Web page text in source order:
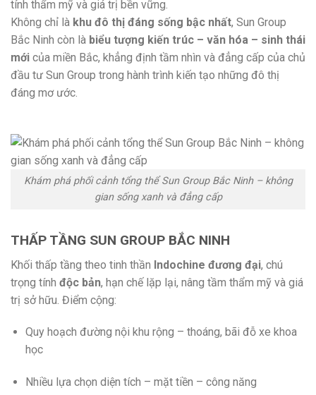
tính thẩm mỹ và giá trị bền vững.
Không chỉ là khu đô thị đáng sống bậc nhất, Sun Group
Bắc Ninh còn là biểu tượng kiến trúc – văn hóa – sinh thái
mới của miền Bắc, khẳng định tầm nhìn và đẳng cấp của chủ
đầu tư Sun Group trong hành trình kiến tạo những đô thị
đáng mơ ước.
Khám phá phối cảnh tổng thể Sun Group Bắc Ninh – không
gian sống xanh và đẳng cấp
THẤP TẦNG SUN GROUP BẮC NINH
Khối thấp tầng theo tinh thần Indochine đương đại, chú
trọng tính độc bản, hạn chế lặp lại, nâng tầm thẩm mỹ và giá
trị sở hữu. Điểm cộng:
Quy hoạch đường nội khu rộng – thoáng, bãi đỗ xe khoa
học
Nhiều lựa chọn diện tích – mặt tiền – công năng